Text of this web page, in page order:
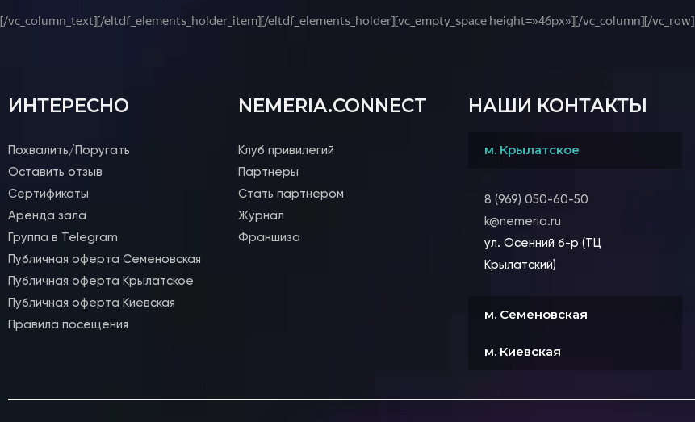
Девичник
Курсы с нуля
Сочи 2024
Направления
Детские 5+
Взрослые 16+
Сочи 2024
Лагерь дети
Контакты
Приложение
Online
[/vc_column_text][/eltdf_elements_holder_item][/eltdf_elements_holder][vc_empty_space height=»46px»][/vc_column][/vc_row]
ИНТЕРЕСНО
Похвалить/Поругать
Оставить отзыв
Сертификаты
Аренда зала
Группа в Telegram
Публичная оферта Семеновская
Публичная оферта Крылатское
Публичная оферта Киевская
Правила посещения
NEMERIA.CONNECT
Клуб привилегий
Партнеры
Стать партнером
Журнал
Франшиза
НАШИ КОНТАКТЫ
м. Крылатское
8 (969) 050-60-50
k@nemeria.ru
ул. Осенний б-р (ТЦ
Крылатский)
м. Семеновская
м. Киевская